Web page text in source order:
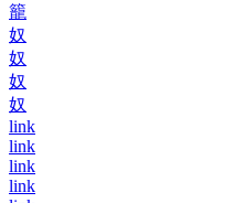
籠
奴
奴
奴
奴
link
link
link
link